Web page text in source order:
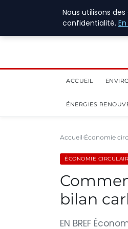
28 juillet 2026
ACCUEIL
ÉNERGIES
Accueil Économie
ÉCONOMIE
bilan
EN BREF
Nous utilisons
confidentialité.